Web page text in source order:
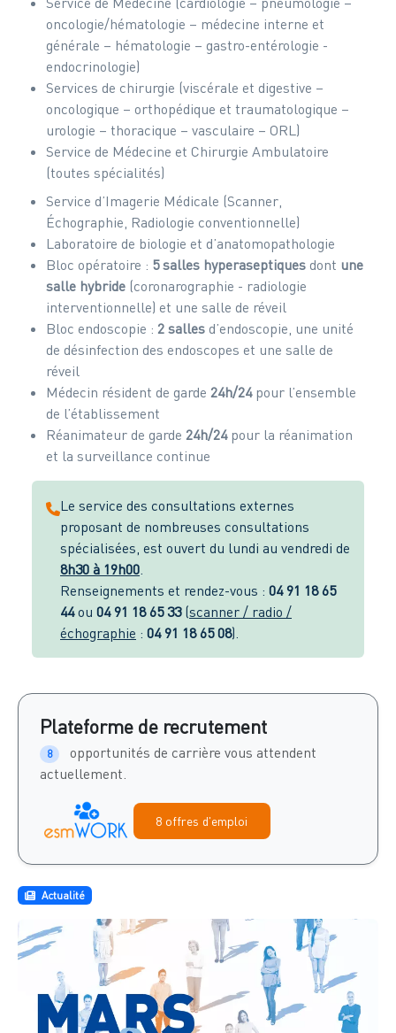
oncologie/hématologie – médecine interne et
générale – hématologie – gastro-entérologie -
endocrinologie)
Services de chirurgie (viscérale et digestive –
oncologique – orthopédique et traumatologique –
urologie – thoracique – vasculaire – ORL)
Service de Médecine et Chirurgie Ambulatoire
(toutes spécialités)
Service d’Imagerie Médicale (Scanner,
Échographie, Radiologie conventionnelle)
Laboratoire de biologie et d’anatomopathologie
Bloc opératoire : 5 salles hyperaseptiques dont une
salle hybride (coronarographie - radiologie
interventionnelle) et une salle de réveil
Bloc endoscopie : 2 salles d’endoscopie, une unité
de désinfection des endoscopes et une salle de
réveil
Médecin résident de garde 24h/24pour l’ensemble
de l’établissement
Réanimateur de garde 24h/24pour la réanimation
et la surveillance continue
Le service des consultations externes
proposant de nombreuses consultations
spécialisées, est ouvert du lundi au vendredi de
8h30 à 19h00.
Renseignements et rendez-vous : 04 91 18 65
44ou 04 91 18 65 33(scanner / radio /
échographie : 04 91 18 65 08).
Plateforme de recrutement
8
opportunités de carrière vous attendent
actuellement.
8 offres d'emploi
Actualité